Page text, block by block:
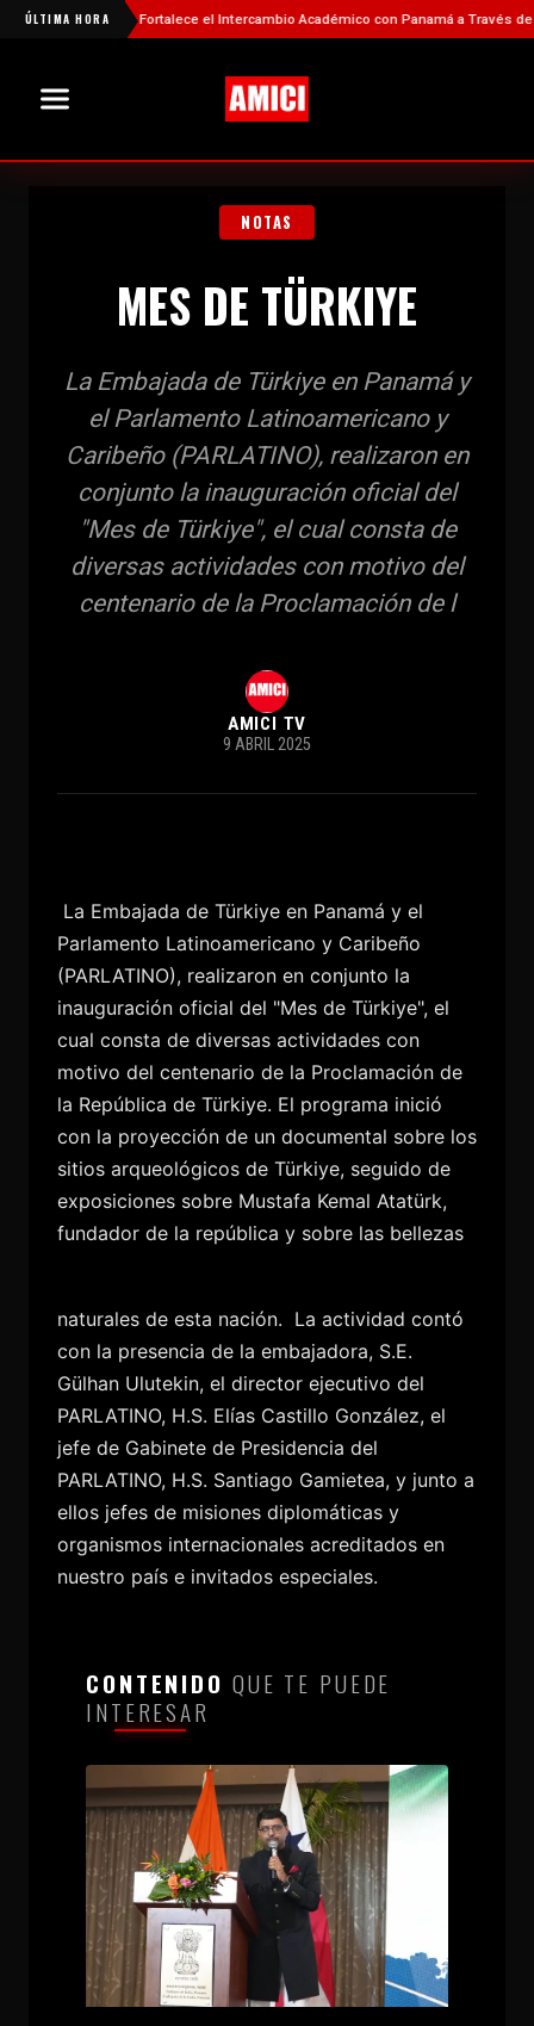
ÚLTIMA HORA
China Fortalece el Intercambio Académico con Panamá a Través de
NOTAS
MES DE TÜRKIYE
La Embajada de Türkiye en Panamá y
el Parlamento Latinoamericano y
Caribeño (PARLATINO), realizaron en
conjunto la inauguración oficial del
"Mes de Türkiye", el cual consta de
diversas actividades con motivo del
centenario de la Proclamación de l
AMICI TV
9 ABRIL 2025
La Embajada de Türkiye en Panamá y el
Parlamento Latinoamericano y Caribeño
(PARLATINO), realizaron en conjunto la
inauguración oficial del "Mes de Türkiye", el
cual consta de diversas actividades con
motivo del centenario de la Proclamación de
la República de Türkiye. El programa inició
con la proyección de un documental sobre los
sitios arqueológicos de Türkiye, seguido de
exposiciones sobre Mustafa Kemal Atatürk,
fundador de la república y sobre las bellezas
naturales de esta nación. La actividad contó
con la presencia de la embajadora, S.E.
Gülhan Ulutekin, el director ejecutivo del
PARLATINO, H.S. Elías Castillo González, el
jefe de Gabinete de Presidencia del
PARLATINO, H.S. Santiago Gamietea, y junto a
ellos jefes de misiones diplomáticas y
organismos internacionales acreditados en
nuestro país e invitados especiales.
CONTENIDO QUE TE PUEDE
INTERESAR